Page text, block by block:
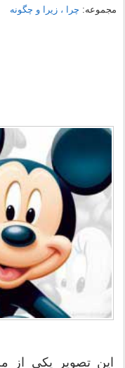
مجموعه: چرا ، زیرا و چگونه
این تصویر یكی